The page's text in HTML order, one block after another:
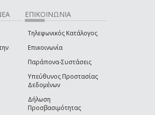
ΕΠΙΚΟΙΝΩΝΙΑ
Τηλεφωνικός Κατάλογος
Επικοινωνία
Παράπονα-Συστάσεις
Υπεύθυνος Προστασίας
Δεδομένων
Δήλωση
Προσβασιμότητας